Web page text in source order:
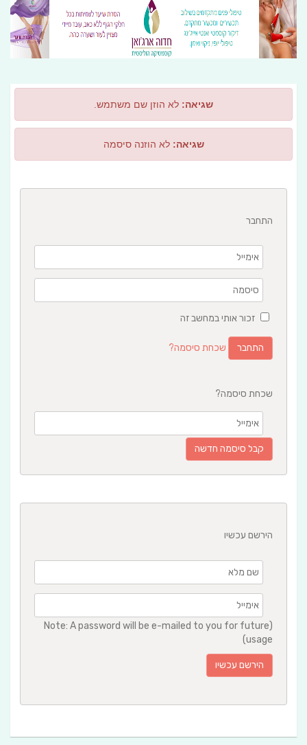
שגיאה: לא הוזן שם משתמש.
שגיאה: לא הוזנה סיסמה
התחבר
זכור אותי במחשב זה
שכחת סיסמה?
שכחת סיסמה?
הירשם עכשיו
(Note: A password will be e-mailed to you for future
usage)